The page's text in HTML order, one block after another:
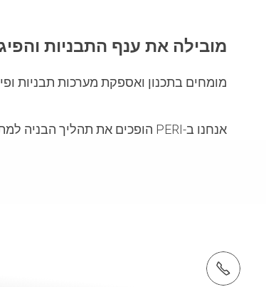
מובילה את ענף התבניות
מומחים בתכנון ואספקת מערכות תבניות
אנחנו ב-PERI הופכים את תהליך הבניה למתועש- קל בטוח ומהיר.